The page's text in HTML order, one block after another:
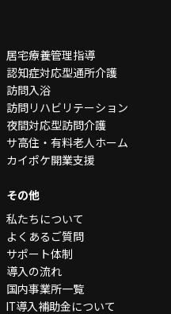
居宅療養管理指導
認知症対応型通所介護
訪問入浴
訪問リハビリテーション
夜間対応型訪問介護
サ高住・有料老人ホーム
カイポケ開業支援
その他
私たちについて
よくあるご質問
サポート体制
導入の流れ
国内事業所一覧
IT導入補助金について